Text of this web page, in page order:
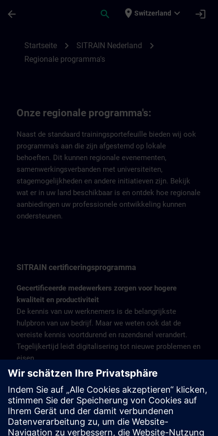
arrow_back search place Switzerland expand_more login
Startseite chevron_right SITRAIN Nederland chevron_right
Regionale programma's
Onze regionale programma's:
Naast de standaard trainingsportefeuille bieden wij ook
programma's aan die zijn afgestemd op lokale
behoeften. Dit kunnen regionale evenementen,
samenwerkingsverbanden met universiteiten,
stagemogelijkheden en andere initiatieven zijn. Bekijk
wat er in uw land beschikbaar is en ontdek hoe regionale
aanbiedingen uw professionele ontwikkeling kunnen
ondersteunen.
SITRAIN certificeringsprogramma
Gecertificeerde medewerkers zorgen voor hogere
kwaliteit en productiviteit
De kennis van uw werknemers is de belangrijkste
hulpbron van uw bedrijf. Maar we weten ook dat de
vereiste kennis voortdurend en razendsnel verandert.
Tegelijkertijd leidt digitalisering tot nieuwe problemen en
eisen.
Onder deze omstandigheden wordt kwalificatie steeds
belangrijker - zowel voor werkgevers als werknemers.
Het SITRAIN-certificeringsprogramma biedt daarom
gekwalificeerde opleidingen voor het volledige gamma
industriële producten en oplossingen van Siemens, met
aansluitende certificering om de verworven kennis te